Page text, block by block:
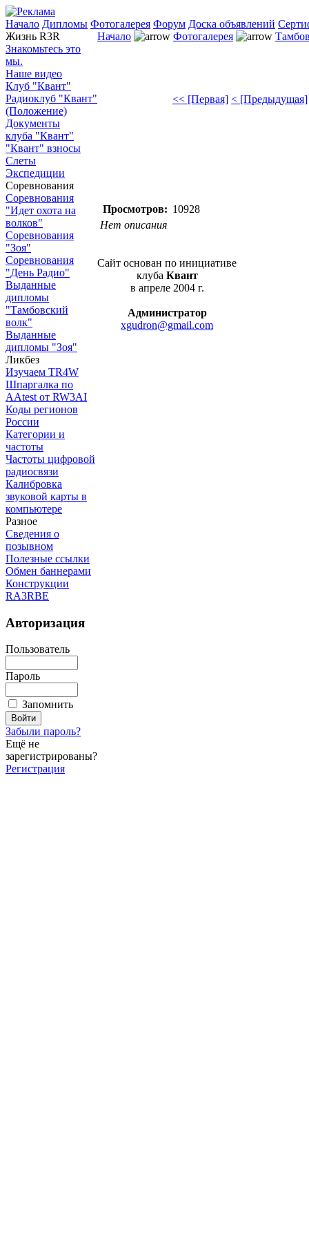
Начало Дипломы Фотогалерея Форум Доска объявлений
Жизнь R3R
Знакомьтесь это
мы.
Наше видео
Клуб "Квант"
Радиоклуб "Квант"
(Положение)
Документы
клуба "Квант"
"Квант" взносы
Слеты
Экспедиции
Соревнования
Соревнования
"Идет охота на
волков"
Соревнования
"Зоя"
Соревнования
"День Радио"
Выданные
дипломы
"Тамбовский
волк"
Выданные
дипломы "Зоя"
Ликбез
Изучаем TR4W
Шпаргалка по
AAtest от RW3AI
Коды регионов
России
Категории и
частоты
Частоты цифровой
радиосвязи
Калибровка
звуковой карты в
компьютере
Разное
Сведения о
позывном
Полезные ссылки
Обмен баннерами
Конструкции
RA3RBE
Авторизация
Пользователь
Пароль
Запомнить
Забыли пароль?
Ещё не
зарегистрированы?
Регистрация
Начало Фотогалерея
<< [Первая] < [Предыдущая]
Просмотров: 10928
Нет описания
Сайт основан по инициативе
клуба Квант
в апреле 2004 г.
Администратор
xgudron@gmail.com